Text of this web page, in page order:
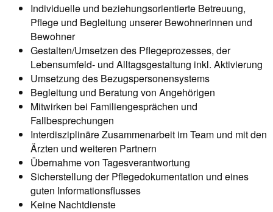
Individuelle und beziehungsorientierte Betreuung,
Pflege und Begleitung unserer Bewohnerinnen und
Bewohner
Gestalten/Umsetzen des Pflegeprozesses, der
Lebensumfeld- und Alltagsgestaltung inkl. Aktivierung
Umsetzung des Bezugspersonensystems
Begleitung und Beratung von Angehörigen
Mitwirken bei Familiengesprächen und
Fallbesprechungen
Interdisziplinäre Zusammenarbeit im Team und mit den
Ärzten und weiteren Partnern
Übernahme von Tagesverantwortung
Sicherstellung der Pflegedokumentation und eines
guten Informationsflusses
Keine Nachtdienste